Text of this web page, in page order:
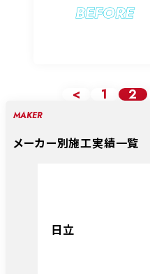
BEFORE
< 1 2
MAKER
メーカー別施工実績一覧
日立